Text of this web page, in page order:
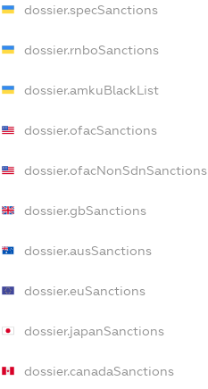
dossier.specSanctions
dossier.rnboSanctions
dossier.amkuBlackList
dossier.ofacSanctions
dossier.ofacNonSdnSanctions
dossier.gbSanctions
dossier.ausSanctions
dossier.euSanctions
dossier.japanSanctions
dossier.canadaSanctions